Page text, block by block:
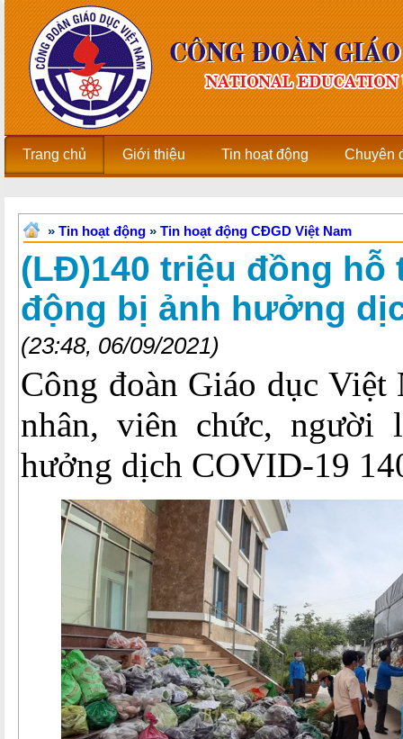
Trang chủ Giới thiệu Tin hoạt động Chuyên
» Tin hoạt động » Tin hoạt động CĐGD Việt Nam
(LĐ)140 triệu đồng
động bị ảnh hưởng
(23:48, 06/09/2021)
Công đoàn Giáo dục Việt
nhân, viên chức, người
hưởng dịch COVID-19